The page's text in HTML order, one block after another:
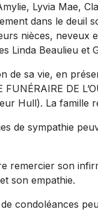
Lyvia Mae,
dans le deuil
nièces, neveux
Linda Beaulieu et
de sa vie, en
FUNÉRAIRE DE
Hull). La famille
de sympathie
remercier son
son empathie.
de condoléances